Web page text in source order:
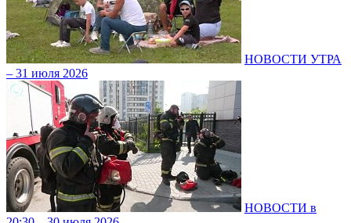
НОВОСТИ УТРА
– 31 июля 2026
НОВОСТИ в